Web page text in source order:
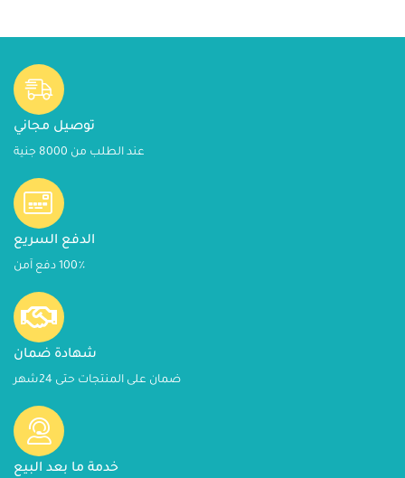
توصيل مجاني
عند الطلب من 8000 جنية
الدفع السريع
100٪ دفع آمن
شهادة ضمان
ضمان على المنتجات حتى 24شهر
خدمة ما بعد البيع